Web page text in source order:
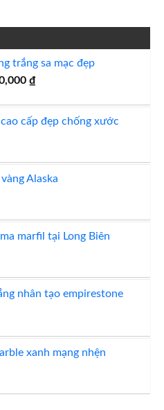
trắng sa mạc đẹp
₫.
₫Giá
tại
là:
cấp đẹp chống xước
Alaska
marfil tại Long Biên
nhân tạo empirestone
xanh mạng nhện